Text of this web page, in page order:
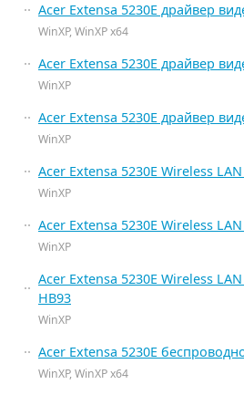
Acer Extensa 5230E драйвер
WinXP, WinXP x64
Acer Extensa 5230E драйвер
WinXP
Acer Extensa 5230E драйвер
WinXP
Acer Extensa 5230E Wireless
WinXP
Acer Extensa 5230E Wireless
WinXP
Acer Extensa 5230E Wireless
HB93
WinXP
Acer Extensa 5230E
WinXP, WinXP x64